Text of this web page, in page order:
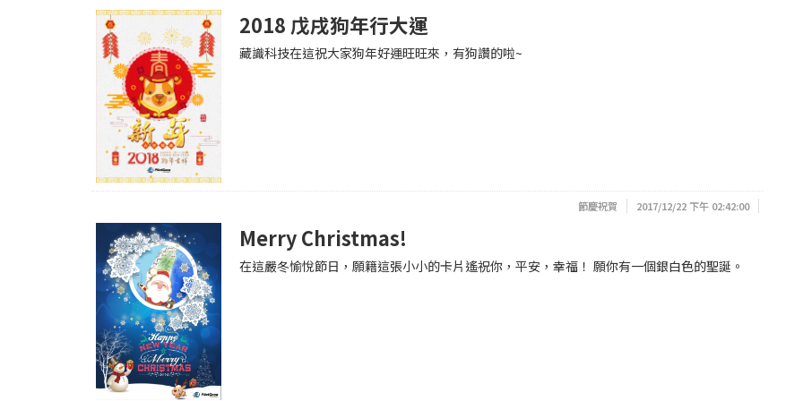
2018 戊戌狗年行大運
藏識科技在這祝大家狗年好運旺旺來，有狗讚的啦~
節慶祝賀 2017/12/22 下午 02:42:00
Merry Christmas!
在這嚴冬愉悅節日，願籍這張小小的卡片遙祝你，平安，幸福！ 願你有一個銀白色的聖誕。